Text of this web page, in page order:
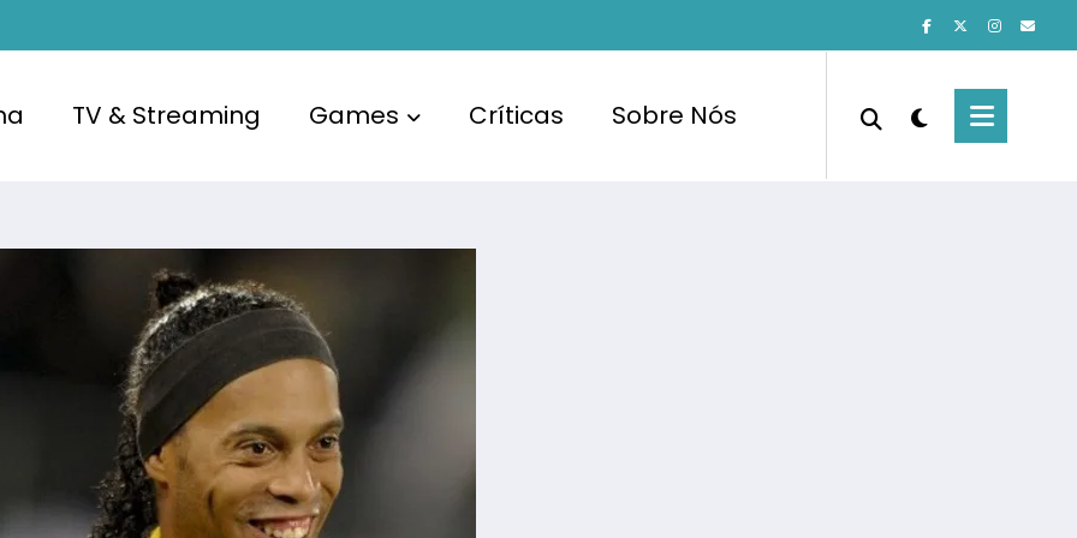
TV & Streaming Games Críticas Sobre Nós